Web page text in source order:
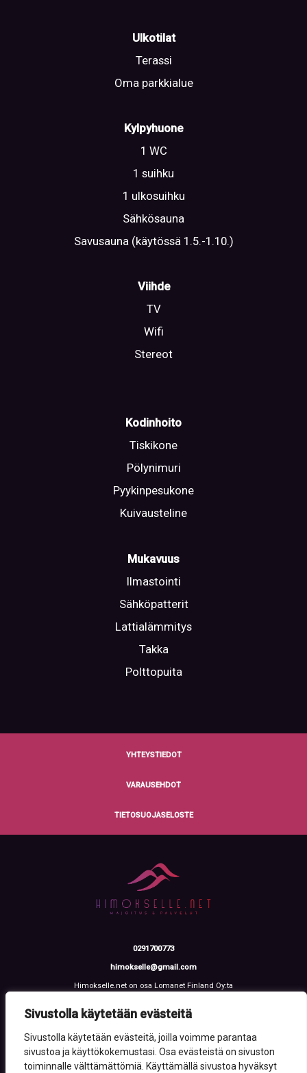
Sivustolla käytetään evästeitä
Sivustolla käytetään evästeitä, joilla voimme parantaa
sivustoa ja käyttökokemustasi. Osa evästeistä on sivuston
toiminnalle välttämättömiä. Käyttämällä sivustoa hyväksyt
Ulkotilat
Terassi
Oma parkkialue
Kylpyhuone
1 WC
1 suihku
1 ulkosuihku
Sähkösauna
Savusauna (käytössä 1.5.-1.10.)
Viihde
TV
Wifi
Stereot
Kodinhoito
Tiskikone
Pölynimuri
Pyykinpesukone
Kuivausteline
Mukavuus
Ilmastointi
Sähköpatterit
Lattialämmitys
Takka
Polttopuita
YHTEYSTIEDOT
VARAUSEHDOT
TIETOSUOJASELOSTE
0291700773
himokselle@gmail.com
Himokselle.net on osa Lomanet Finland Oy:ta
Y-tunnus: 3612108-2